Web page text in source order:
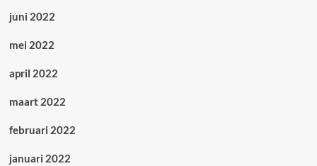
juni 2022
mei 2022
april 2022
maart 2022
februari 2022
januari 2022